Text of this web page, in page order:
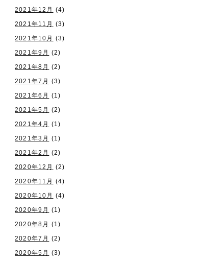
2021年12月
(4)
2021年11月
(3)
2021年10月
(3)
2021年9月
(2)
2021年8月
(2)
2021年7月
(3)
2021年6月
(1)
2021年5月
(2)
2021年4月
(1)
2021年3月
(1)
2021年2月
(2)
2020年12月
(2)
2020年11月
(4)
2020年10月
(4)
2020年9月
(1)
2020年8月
(1)
2020年7月
(2)
2020年5月
(3)